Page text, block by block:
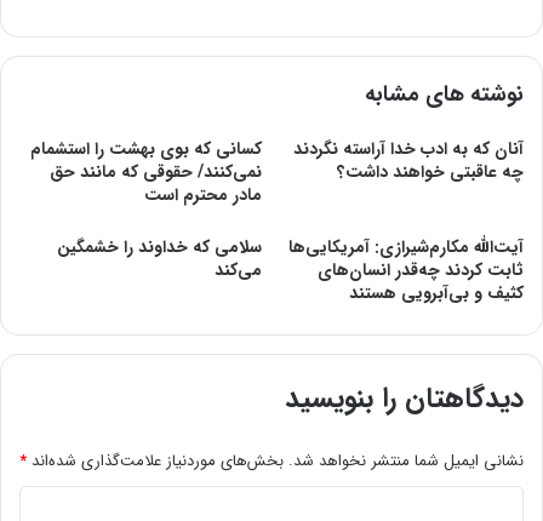
نوشته های مشابه
آنان که به ادب خدا آراسته نگردند
چه عاقبتی خواهند داشت؟
کسانی‌ که‌ بوی‌ بهشت‌ را‌ استشمام
‌نمی‌کنند/ حقوقی که مانند حق
مادر محترم است
آیت‌الله مکارم‌شیرازی: آمریکایی‌ها
ثابت کردند چه‌قدر انسان‌های
کثیف و بی‌آبرویی هستند
سلامی که خداوند را خشمگین
می‌کند
دیدگاهتان را بنویسید
نشانی ایمیل شما منتشر نخواهد شد. بخش‌های موردنیاز علامت‌گذاری شده‌اند *